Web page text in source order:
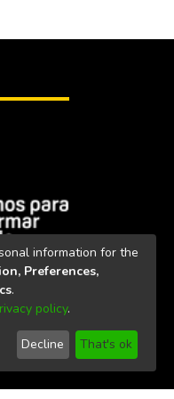
information for the
Preferences,
.
policy.
Decline That's ok